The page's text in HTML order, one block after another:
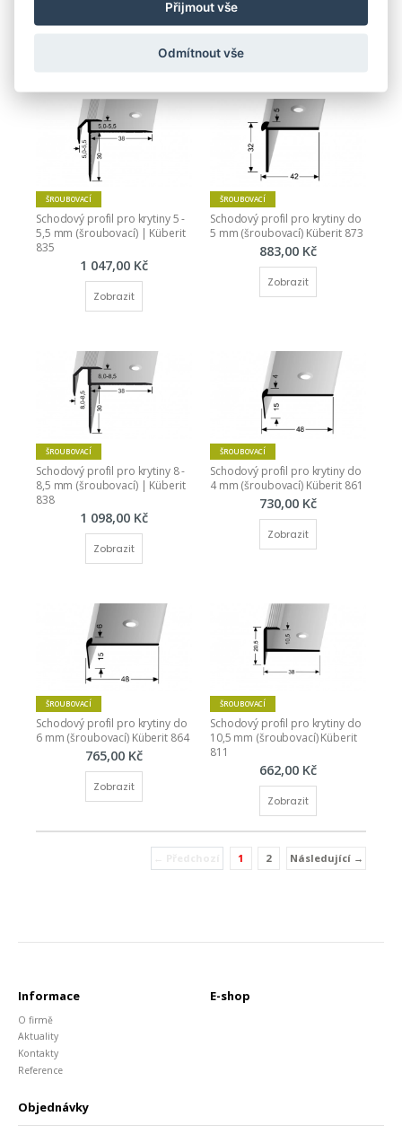
Zobrazit
ŠROUBOVACÍ
Schodový profil pro krytiny 5 -
5,5 mm (šroubovací) | Küberit
835
1 047,00 Kč
Zobrazit
ŠROUBOVACÍ
Schodový profil pro krytiny do
5 mm (šroubovací) Küberit 873
883,00 Kč
Zobrazit
ŠROUBOVACÍ
Schodový profil pro krytiny 8 -
8,5 mm (šroubovací) | Küberit
838
1 098,00 Kč
Zobrazit
ŠROUBOVACÍ
Schodový profil pro krytiny do
4 mm (šroubovací) Küberit 861
730,00 Kč
Zobrazit
ŠROUBOVACÍ
Schodový profil pro krytiny do
6 mm (šroubovací) Küberit 864
765,00 Kč
Zobrazit
ŠROUBOVACÍ
Schodový profil pro krytiny do
10,5 mm (šroubovací) Küberit
811
662,00 Kč
Zobrazit
1(current)
2 Následující →
Informace
O firmě
Aktuality
Kontakty
Reference
E-shop
Objednávky
Přijmout vše
Odmítnout vše